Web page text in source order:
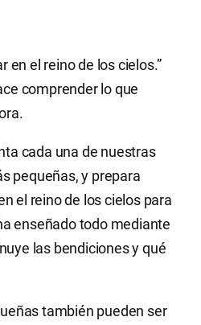
en el reino de los cielos.”
comprender lo que
cada una de nuestras
pequeñas, y prepara
el reino de los cielos para
enseñado todo mediante
las bendiciones y qué
también pueden ser